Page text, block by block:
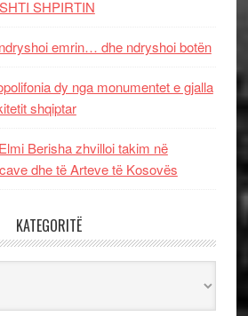
SHPIRTIN
emrin… dhe ndryshoi botën
dy nga monumentet e gjalla
shqiptar
Berisha zhvilloi takim në
dhe të Arteve të Kosovës
KATEGORITË